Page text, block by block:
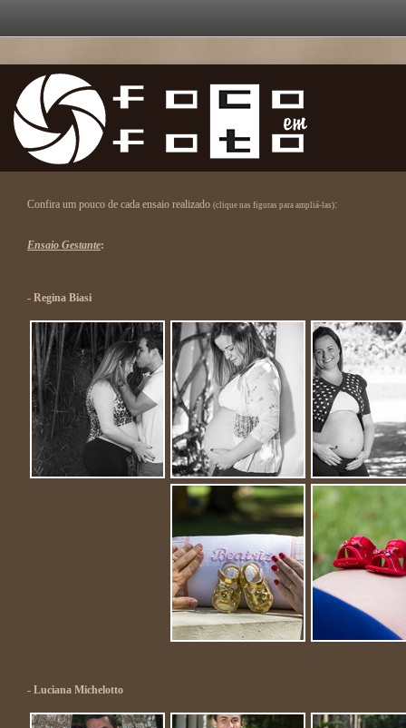
Confira um pouco de cada ensaio realizado (clique nas figuras para ampliá-las):
Ensaio Gestante:
- Regina Biasi
- Luciana Michelotto